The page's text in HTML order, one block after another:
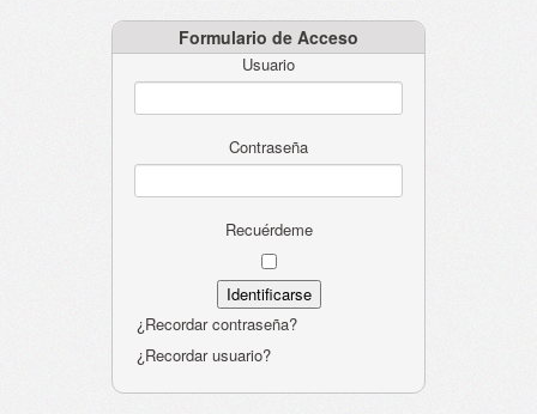
Formulario de Acceso
Usuario
Contraseña
Recuérdeme
¿Recordar contraseña?
¿Recordar usuario?